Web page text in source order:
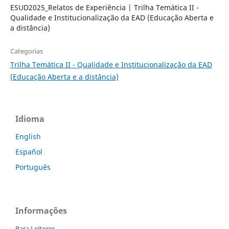
ESUD2025_Relatos de Experiência | Trilha Temática II -
Qualidade e Institucionalização da EAD (Educação Aberta e
a distância)
Categorias
Trilha Temática II - Qualidade e Institucionalização da EAD
(Educação Aberta e a distância)
Idioma
English
Español
Português
Informações